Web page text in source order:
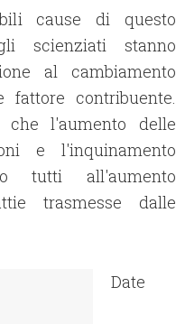
cause di questo
scienziati stanno
al cambiamento
fattore contribuente.
l'aumento delle
e l'inquinamento
tutti all'aumento
trasmesse dalle
Date